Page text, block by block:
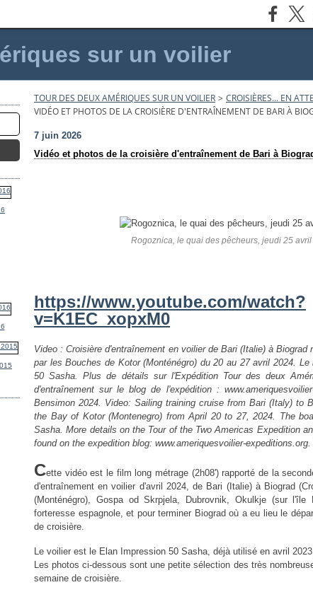
sur un voilier
TOUR DES DEUX AMÉRIQUES SUR UN VOILIER > CROISIÈRES... EN
VIDÉO ET PHOTOS DE LA CROISIÈRE D'ENTRAÎNEMENT DE BARI À
7 juin 2026
Vidéo et photos de la croisière d'entraînement de Bari à
Rogoznica, le quai des pêcheurs, jeudi 25 avril
https://www.youtube.com/watch?
v=K1EC_xopxM0
Video : Croisière d'entraînement en voilier de Bari (Italie) à Biograd
par les Bouches de Kotor (Monténégro) du 20 au 27 avril 2024.
50 Sasha. Plus de détails sur l'Expédition Tour des deux
d'entraînementsur le blog de l'expédition :
Bensimon 2024. Video: Sailing training cruise from Bari (Italy) to
the Bay of Kotor (Montenegro) from April 20 to 27, 2024. The
Sasha. More details on the Tour of the Two Americas Expedition
found on the expedition blog: www.ameriquesvoilier-
Cette vidéo est le film long métrage (2h08') rapporté de la
d'entraînement en voilier d'avril 2024, de Bari (Italie) à Biograd
(Monténégro), Gospa od Skrpjela, Dubrovnik, Okulkje (sur
forteresse espagnole, et pour terminer Biograd où a eu lieu le
de croisière.
Le voilier est le Elan Impression 50 Sasha, déjà utilisé en avril 2023
Les photos ci-dessous sont une petite sélection des très
semaine de croisière.